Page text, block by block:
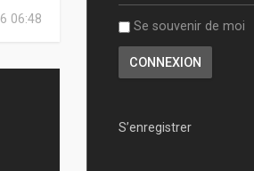
06:48 Se souvenir de moi
S’enregistrer